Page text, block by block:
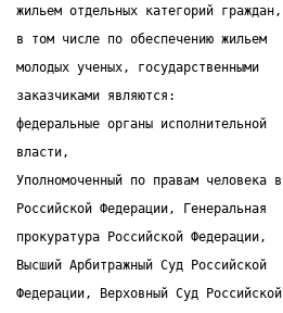
жильем отдельных категорий граждан,
в том числе по обеспечению жильем
молодых ученых, государственными
заказчиками являются:
федеральные органы исполнительной
власти,
Уполномоченный по правам человека в
Российской Федерации, Генеральная
прокуратура Российской Федерации,
Высший Арбитражный Суд Российской
Федерации, Верховный Суд Российской